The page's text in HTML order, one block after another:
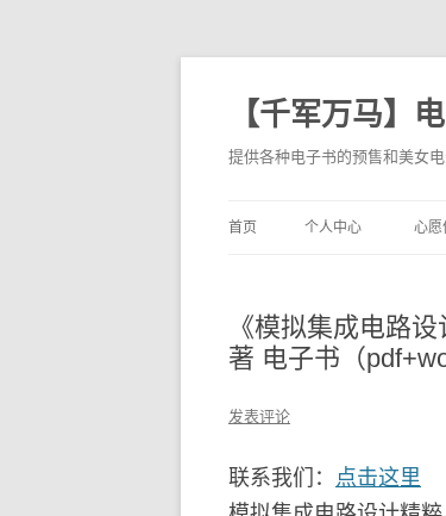
【千军万马】
提供各种电子书的预售和美女电
首页 个人中心 心愿
《模拟集成电路
著 电子书（
发表评论
联系我们： 点击这里